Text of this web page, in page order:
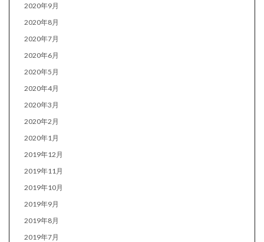
2020年9月
2020年8月
2020年7月
2020年6月
2020年5月
2020年4月
2020年3月
2020年2月
2020年1月
2019年12月
2019年11月
2019年10月
2019年9月
2019年8月
2019年7月